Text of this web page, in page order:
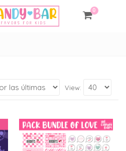
0
View: